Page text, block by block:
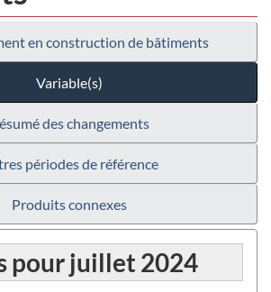
en construction de bâtiments
Variable(s)
des changements
périodes de référence
Produits connexes
pour juillet 2024